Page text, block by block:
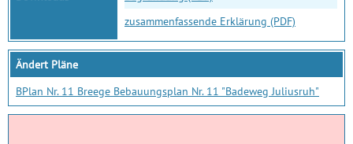
zusammenfassende Erklärung (PDF)
Ändert Pläne
BPlan Nr. 11 Breege Bebauungsplan Nr. 11 "Badeweg Juliusruh"